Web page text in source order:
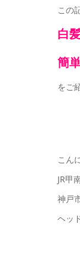
この
白
簡
をご
こん
JR甲
神戸
ヘッ